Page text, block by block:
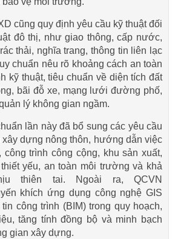
cũng quy định yêu cầu kỹ thuật đối
đô thị, như giao thông, cấp nước,
thải, nghĩa trang, thông tin liên lạc
chuẩn nêu rõ khoảng cách an toàn
kỹ thuật, tiêu chuẩn về diện tích đất
bãi đỗ xe, mạng lưới đường phố,
lý không gian ngầm.
lần này đã bổ sung các yêu cầu
dựng nông thôn, hướng dẫn việc
trình công cộng, khu sản xuất,
yếu, an toàn môi trường và khả
thiên tai. Ngoài ra, QCVN
khích ứng dụng công nghệ GIS
công trình (BIM) trong quy hoạch,
tăng tính đồng bộ và minh bạch
gian xây dựng.